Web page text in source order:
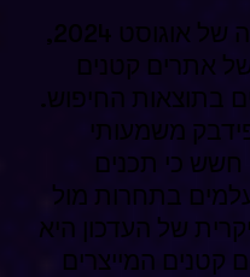
גוגל השיקה את עדכון הליבה של אוגוסט 2024,
אתרים קטנים
בתוצאות החיפוש.
משמעותי
חשש כי תכנים
בתחרות מול
של העדכון היא
קטנים המייצרים